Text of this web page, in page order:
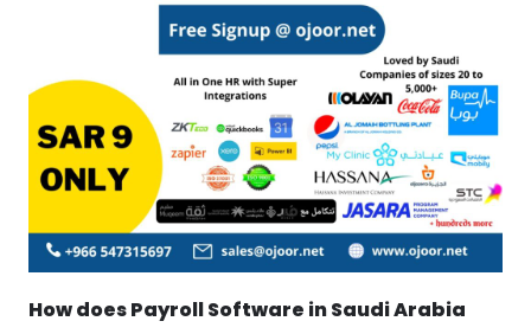
How does Payroll Software in Saudi Arabia